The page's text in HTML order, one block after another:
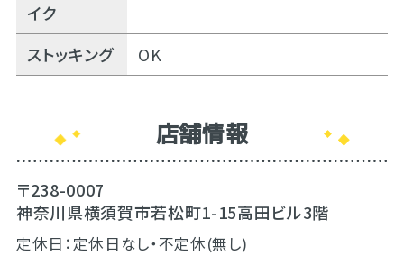
イク
ストッキング OK
店舗情報
〒238-0007
神奈川県横須賀市若松町1-15高田ビル3階
定休日：定休日なし・不定休(無し)